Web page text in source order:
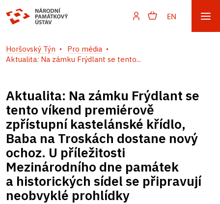
EN
Horšovský Týn
Pro média
Aktualita: Na zámku Frýdlant se tento...
Aktualita: Na zámku Frýdlant se
tento víkend premiérově
zpřístupní kastelánské křídlo,
Baba na Troskách dostane nový
ochoz. U příležitosti
Mezinárodního dne památek
a historických sídel se připravují
neobvyklé prohlídky